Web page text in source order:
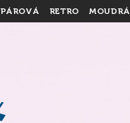
PÁROVÁ RETRO MOUDRÁ